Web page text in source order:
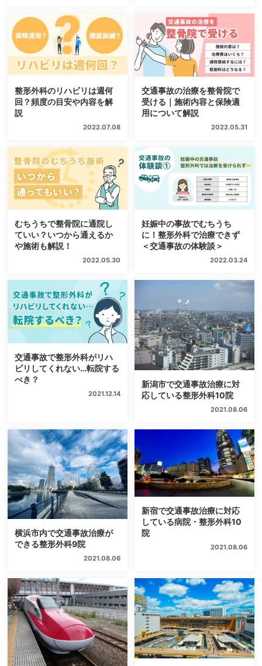
整形外科のリハビリは週何
回？頻度の目安や内容を解
説
2022.07.08
交通事故の治療を整骨院で
受ける｜施術内容と保険適
用について解説
2022.05.31
むちうちで整骨院に通院し
ていい？いつから通えるか
や施術も解説！
2022.05.30
妊娠中の事故でむちうち
に！整形外科で治療できず
＜交通事故の体験談＞
2022.03.24
交通事故で整形外科がリハ
ビリしてくれない…転院する
べき？
2021.12.14
新潟市で交通事故治療に対
応している整形外科10院
2021.08.06
横浜市内で交通事故治療が
できる整形外科9院
2021.08.06
新宿で交通事故治療に対応
している病院・整形外科10
院
2021.08.06